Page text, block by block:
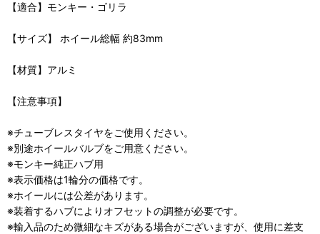
【適合】モンキー・ゴリラ
【サイズ】 ホイール総幅 約83mm
【材質】アルミ
【注意事項】
※チューブレスタイヤをご使用ください。
※別途ホイールバルブをご用意ください。
※モンキー純正ハブ用
※表示価格は1輪分の価格です。
※ホイールには公差があります。
※装着するハブによりオフセットの調整が必要です。
※輸入品のため微細なキズがある場合がございますが、使用に差支